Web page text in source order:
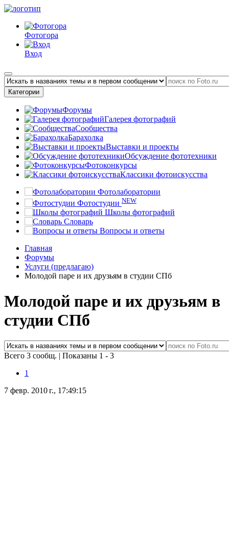
Фотогора
Вход
Категории
Форумы
Галерея фотографий
Сообщества
Барахолка
Выставки и проекты
Обсуждение фототехники
Фотоконкурсы
Классики фотоискусства
Фотолаборатории
Фотостудии NEW
Школы фотографий
Словарь
Вопросы и ответы
Главная
Форумы
Услуги (предлагаю)
Молодой паре и их друзьям в студии СПб
Молодой паре и их друзьям в
студии СПб
Всего 3 сообщ. | Показаны 1 - 3
1
7 февр. 2010 г., 17:49:15